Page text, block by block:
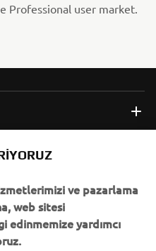
Professional user market.
ve pazarlama
web sitesi
edinmemize yardımcı